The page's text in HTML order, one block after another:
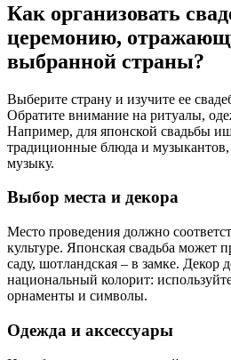
Как организовать
церемонию,
выбранной страны?
Выберите страну и изучите ее
Обратите внимание на ритуалы,
Например, для японской свадьбы
традиционные блюда и
музыку.
Выбор места и декора
Место проведения должно
культуре. Японская свадьба может
саду, шотландская – в замке. Декор
национальный колорит:
орнаменты и символы.
Одежда и аксессуары